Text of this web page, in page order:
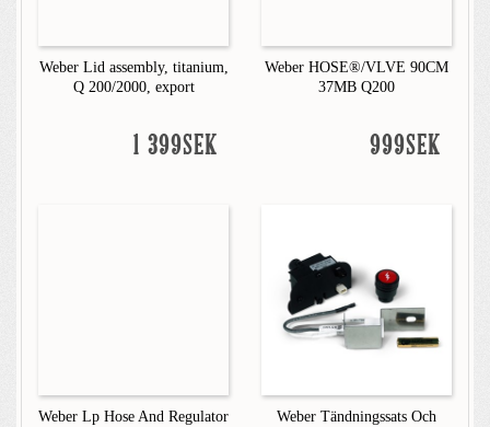
Weber Lid assembly, titanium,
Q 200/2000, export
1 399SEK
Weber HOSE®/VLVE 90CM
37MB Q200
999SEK
Weber Lp Hose And Regulator
Weber Tändningssats Och